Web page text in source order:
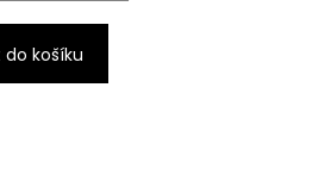
do košíku